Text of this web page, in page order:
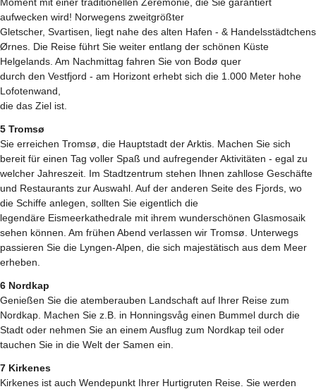
aufwecken wird! Norwegens zweitgrößter
Gletscher, Svartisen, liegt nahe des alten Hafen - & Handelsstädtchens
Ørnes. Die Reise führt Sie weiter entlang der schönen Küste
Helgelands. Am Nachmittag fahren Sie von Bodø quer
durch den Vestfjord - am Horizont erhebt sich die 1.000 Meter hohe
Lofotenwand,
die das Ziel ist.
5 Tromsø
Sie erreichen Tromsø, die Hauptstadt der Arktis. Machen Sie sich
bereit für einen Tag voller Spaß und aufregender Aktivitäten - egal zu
welcher Jahreszeit. Im Stadtzentrum stehen Ihnen zahllose Geschäfte
und Restaurants zur Auswahl. Auf der anderen Seite des Fjords, wo
die Schiffe anlegen, sollten Sie eigentlich die
legendäre Eismeerkathedrale mit ihrem wunderschönen Glasmosaik
sehen können. Am frühen Abend verlassen wir Tromsø. Unterwegs
passieren Sie die Lyngen-Alpen, die sich majestätisch aus dem Meer
erheben.
6 Nordkap
Genießen Sie die atemberauben Landschaft auf Ihrer Reise zum
Nordkap. Machen Sie z.B. in Honningsvåg einen Bummel durch die
Stadt oder nehmen Sie an einem Ausflug zum Nordkap teil oder
tauchen Sie in die Welt der Samen ein.
7 Kirkenes
Kirkenes ist auch Wendepunkt Ihrer Hurtigruten Reise. Sie werden